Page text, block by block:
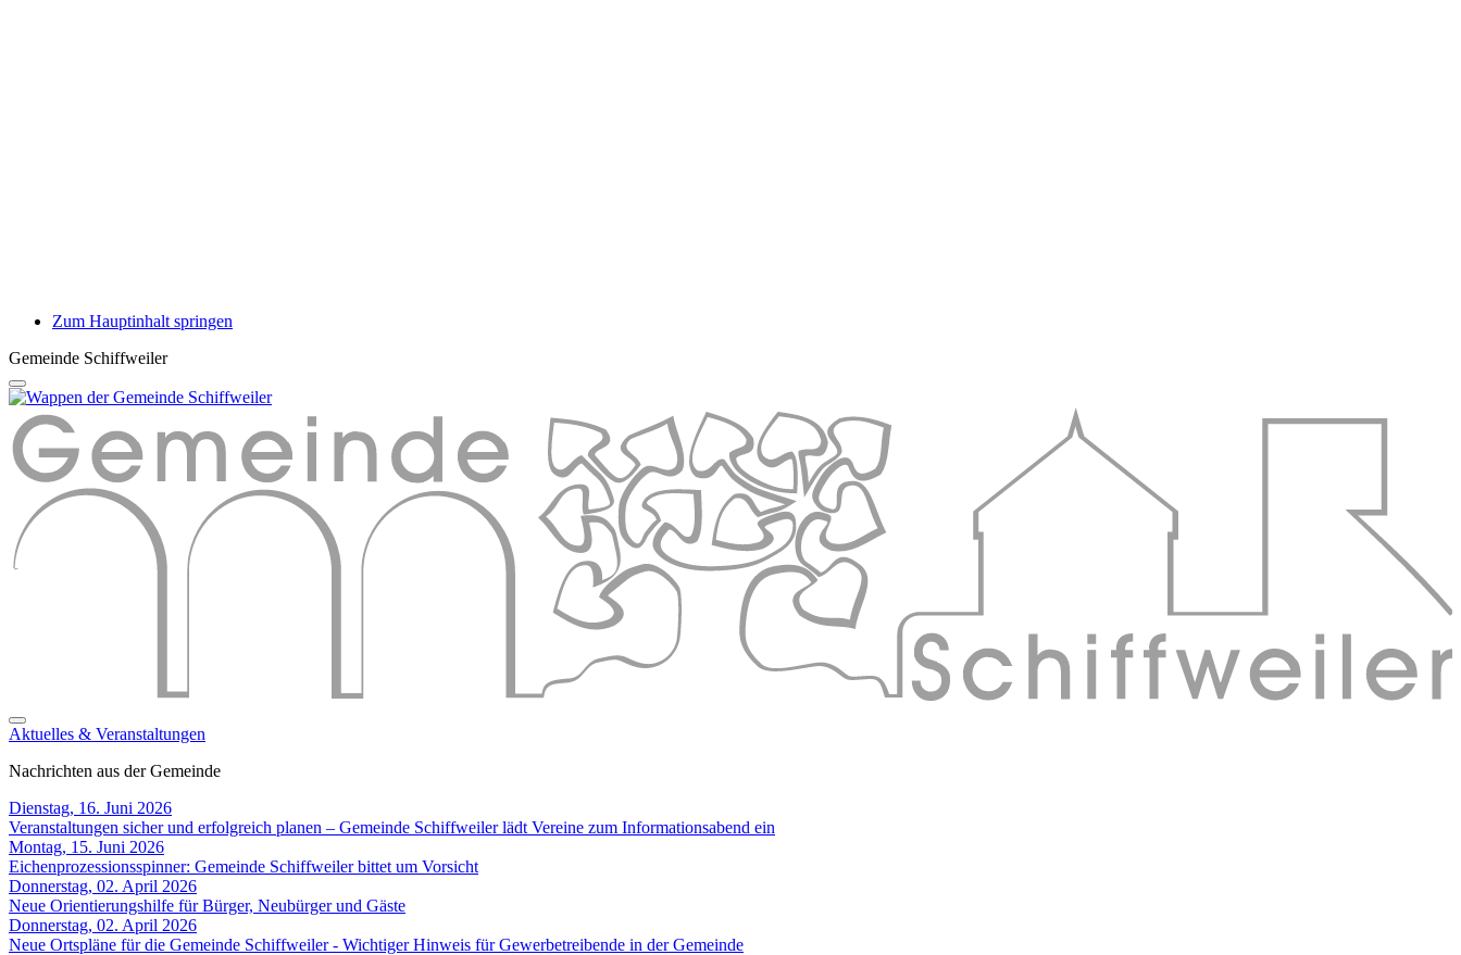
Zum Hauptinhalt springen
Gemeinde Schiffweiler
Aktuelles & Veranstaltungen
Nachrichten aus der Gemeinde
Dienstag, 16. Juni 2026
Veranstaltungen sicher und erfolgreich planen – Gemeinde Schiffweiler lädt Vereine zum Informationsabend ein
Montag, 15. Juni 2026
Eichenprozessionsspinner: Gemeinde Schiffweiler bittet um Vorsicht
Donnerstag, 02. April 2026
Neue Orientierungshilfe für Bürger, Neubürger und Gäste
Donnerstag, 02. April 2026
Neue Ortspläne für die Gemeinde Schiffweiler - Wichtiger Hinweis für Gewerbetreibende in der Gemeinde